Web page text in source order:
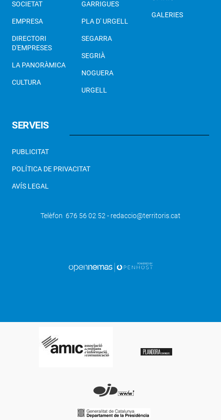
Carme Forcadell destaca que la Fira de
les Garrigues promociona l’oli i el
territori, des de la seva identitat
SOCIETAT
EMPRESA
DIRECTORI
D'EMPRESES
LA PANORÀMICA
CULTURA
GARRIGUES
PLA D' URGELL
SEGARRA
SEGRIÀ
NOGUERA
URGELL
GALERIES
SERVEIS
PUBLICITAT
POLÍTICA DE PRIVACITAT
AVÍS LEGAL
Telèfon 676 56 02 52 - redaccio@territoris.cat